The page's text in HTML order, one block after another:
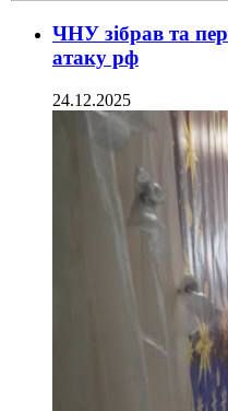
ЧНУ зібрав та
атаку рф
24.12.2025